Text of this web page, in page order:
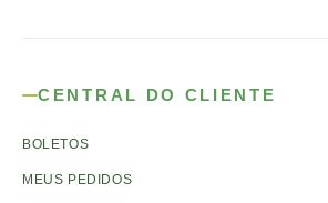
CENTRAL DO CLIENTE
BOLETOS
MEUS PEDIDOS